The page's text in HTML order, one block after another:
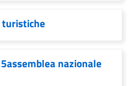
nazionale